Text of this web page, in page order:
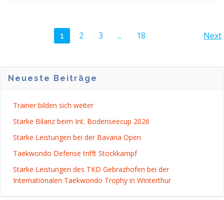
POSTS
Page
1 Page
2 Page
3 … Page
18 Next
Neueste Beiträge
Trainer bilden sich weiter
Starke Bilanz beim Int. Bodenseecup 2026
Starke Leistungen bei der Bavaria Open
Taekwondo Defense trifft Stockkampf
Starke Leistungen des TKD Gebrazhofen bei der
Internationalen Taekwondo Trophy in Winterthur